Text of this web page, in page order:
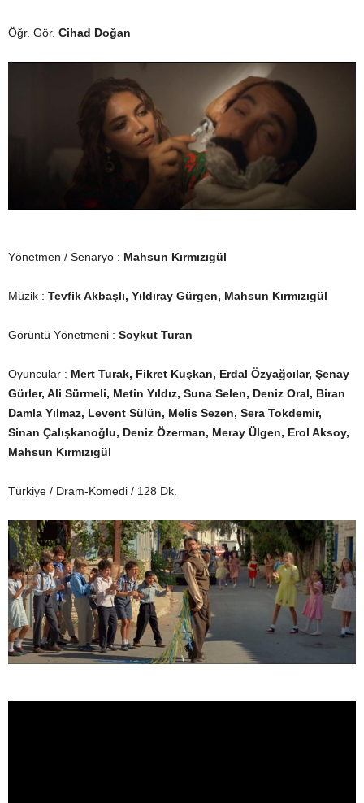
Öğr. Gör. Cihad Doğan
Yönetmen / Senaryo : Mahsun Kırmızıgül
Müzik : Tevfik Akbaşlı, Yıldıray Gürgen, Mahsun Kırmızıgül
Görüntü Yönetmeni : Soykut Turan
Oyuncular : Mert Turak, Fikret Kuşkan, Erdal Özyağcılar, Şenay
Gürler, Ali Sürmeli, Metin Yıldız, Suna Selen, Deniz Oral, Biran
Damla Yılmaz, Levent Sülün, Melis Sezen, Sera Tokdemir,
Sinan Çalışkanoğlu, Deniz Özerman, Meray Ülgen, Erol Aksoy,
Mahsun Kırmızıgül
Türkiye / Dram-Komedi / 128 Dk.